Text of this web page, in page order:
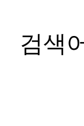
검색